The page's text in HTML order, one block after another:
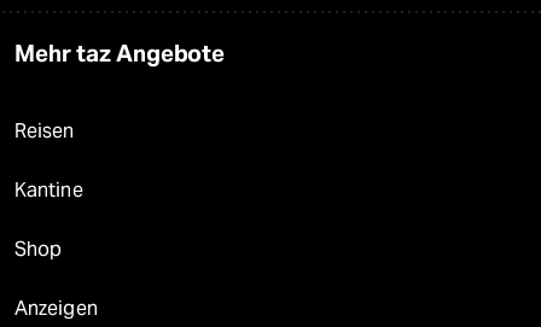
Mehr taz Angebote
Reisen
Kantine
Shop
Anzeigen